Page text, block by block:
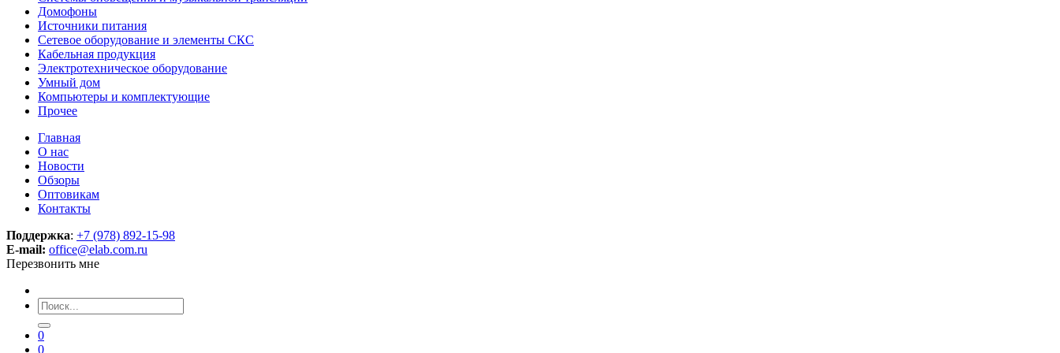
Домофоны
Источники питания
Сетевое оборудование и элементы СКС
Кабельная продукция
Электротехническое оборудование
Умный дом
Компьютеры и комплектующие
Прочее
Главная
О нас
Новости
Обзоры
Оптовикам
Контакты
Поддержка: +7 (978) 892-15-98
E-mail: office@elab.com.ru
Перезвонить мне
0
0